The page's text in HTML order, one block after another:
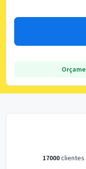
17000clientes